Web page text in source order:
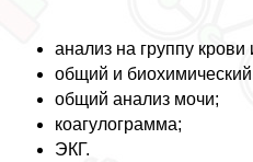
анализ на группу крови
общий и
общий анализ мочи;
коагулограмма;
ЭКГ.